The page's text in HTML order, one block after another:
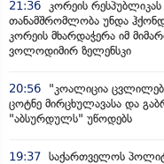
21:36 კორეის
თანამშრომლობა უნდა
კორეის მხარდაჭერა იმ
ვოლოდიმირ ზელენსკი
20:56
"კოალიცია
ცოტნე მირცხულავასა და
"აბსურდულს" უწოდებს
19:37 საქართველოს